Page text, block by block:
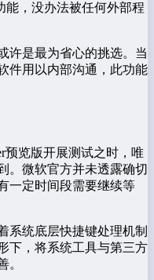
能，没办法被任何外部程
许是最为省心的挑选。当
件用以内部沟通，此功能
预览版开展测试之时，唯
。微软官方并未透露确切
一定时间段需要继续等
系统底层快捷键处理机制
下，将系统工具与第三方
。